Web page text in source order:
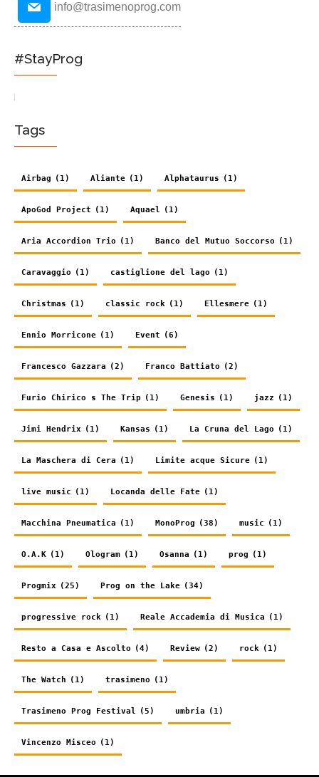
info@trasimenoprog.com
#StayProg
Tags
Airbag (1) Aliante (1) Alphataurus (1)
ApoGod Project (1) Aquael (1)
Aria Accordion Trio (1) Banco del Mutuo Soccorso (1)
Caravaggio (1) castiglione del lago (1)
Christmas (1) classic rock (1) Ellesmere (1)
Ennio Morricone (1) Event (6)
Francesco Gazzara (2) Franco Battiato (2)
Furio Chirico s The Trip (1) Genesis (1) jazz (1)
Jimi Hendrix (1) Kansas (1) La Cruna del Lago (1)
La Maschera di Cera (1) Limite acque Sicure (1)
live music (1) Locanda delle Fate (1)
Macchina Pneumatica (1) MonoProg (38) music (1)
O.A.K (1) Ologram (1) Osanna (1) prog (1)
Progmix (25) Prog on the Lake (34)
progressive rock (1) Reale Accademia di Musica (1)
Resto a Casa e Ascolto (4) Review (2) rock (1)
The Watch (1) trasimeno (1)
Trasimeno Prog Festival (5) umbria (1)
Vincenzo Misceo (1)